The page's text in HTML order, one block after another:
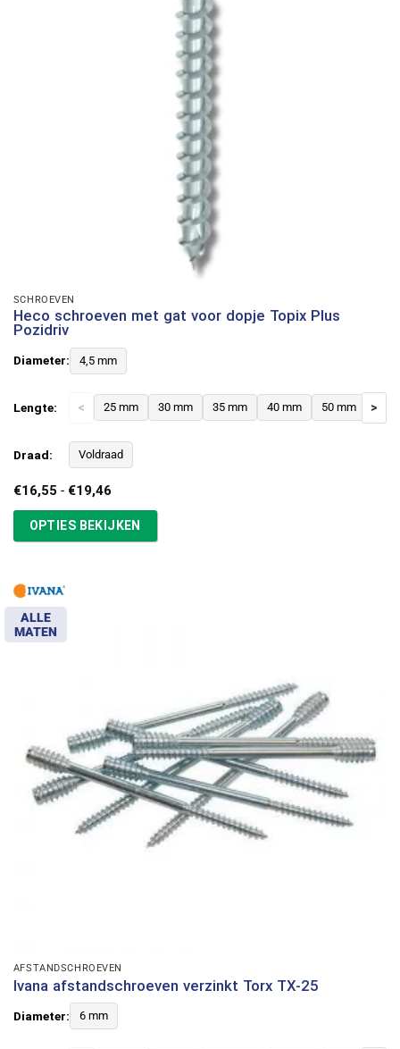
SCHROEVEN
Heco schroeven met gat voor dopje Topix Plus
Pozidriv
Diameter: 4,5 mm
Lengte: < 25 mm 30 mm 35 mm 40 mm 50 mm >
Draad: Voldraad
€16,55 - €19,46Prijsklasse:
tot
€19,46
OPTIES BEKIJKEN
ALLE
MATEN
AFSTANDSCHROEVEN
Ivana afstandschroeven verzinkt Torx TX-25
Diameter: 6 mm